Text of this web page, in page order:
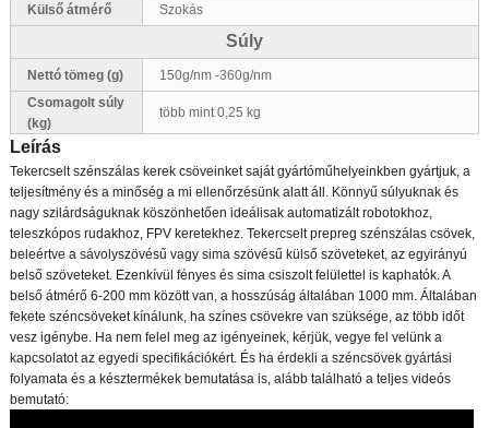
Külső átmérő Szokás
Súly
Nettó tömeg (g)
150g/nm -360g/nm
Csomagolt súly
(kg)
több mint 0,25 kg
Leírás
Tekercselt szénszálas kerek csöveinket saját gyártóműhelyeinkben gyártjuk, a
teljesítmény és a minőség a mi ellenőrzésünk alatt áll. Könnyű súlyuknak és
nagy szilárdságuknak köszönhetően ideálisak automatizált robotokhoz,
teleszkópos rudakhoz, FPV keretekhez. Tekercselt prepreg szénszálas csövek,
beleértve a sávolyszövésű vagy sima szövésű külső szöveteket, az egyirányú
belső szöveteket. Ezenkívül fényes és sima csiszolt felülettel is kaphatók. A
belső átmérő 6-200 mm között van, a hosszúság általában 1000 mm. Általában
fekete széncsöveket kínálunk, ha színes csövekre van szüksége, az több időt
vesz igénybe. Ha nem felel meg az igényeinek, kérjük, vegye fel velünk a
kapcsolatot az egyedi specifikációkért. És ha érdekli a széncsövek gyártási
folyamata és a késztermékek bemutatása is, alább található a teljes videós
bemutató: